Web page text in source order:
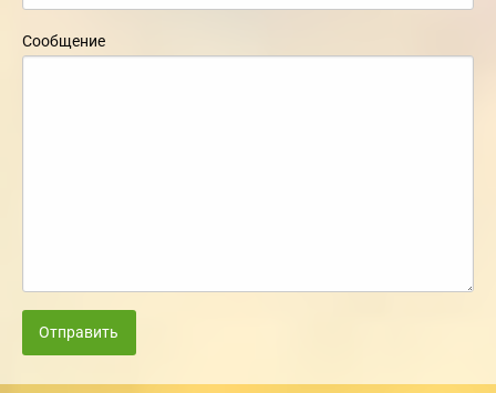
Сообщение
Отправить